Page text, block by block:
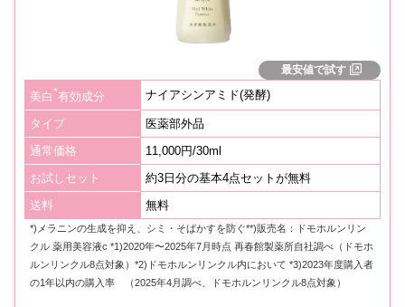
最安値で試す
美白*有効成分 ナイアシンアミド(発酵)
タイプ
医薬部外品
通常価格
11,000円/30ml
お試しセット
約3日分の基本4点セットが無料
送料
無料
*)メラニンの生成を抑え、シミ・そばかすを防ぐ**)販売名：ドモホルンリン
クル 薬用美容液c *1)2020年〜2025年7月時点 再春館製薬所自社調べ（ドモホ
ルンリンクル8点対象）*2)ドモホルンリンクル内において *3)2023年度購入者
の1年以内の購入率 （2025年4月調べ、ドモホルンリンクル8点対象）